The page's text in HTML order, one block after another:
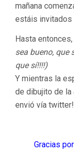
mañana
estáis invitados
Hasta
sea bueno, que
que sí!!!!)
Y mientras la
de dibujito de la
envió vía twitter!
Gracias